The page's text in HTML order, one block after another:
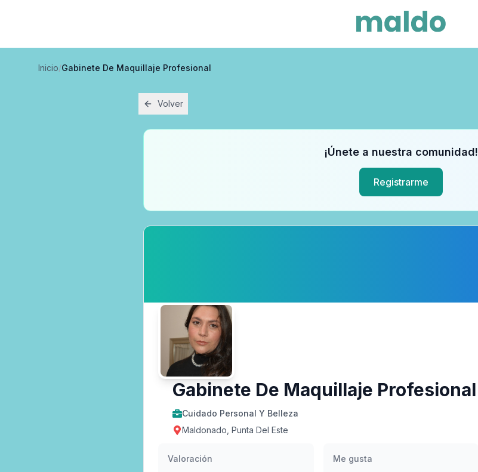
Inicio/Gabinete De Maquillaje Profesional
Volver
¡Únete a nuestra comunidad!
Registrarme
Gabinete De Maquillaje Profesional
Cuidado Personal Y Belleza
Maldonado, Punta Del Este
Valoración Me gusta